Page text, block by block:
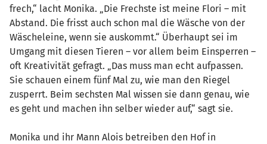
frech,“ lacht Monika. „Die Frechste ist meine Flori – mit
Abstand. Die frisst auch schon mal die Wäsche von der
Wäscheleine, wenn sie auskommt.“ Überhaupt sei im
Umgang mit diesen Tieren – vor allem beim Einsperren –
oft Kreativität gefragt. „Das muss man echt aufpassen.
Sie schauen einem fünf Mal zu, wie man den Riegel
zusperrt. Beim sechsten Mal wissen sie dann genau, wie
es geht und machen ihn selber wieder auf,“ sagt sie.
Monika und ihr Mann Alois betreiben den Hof in